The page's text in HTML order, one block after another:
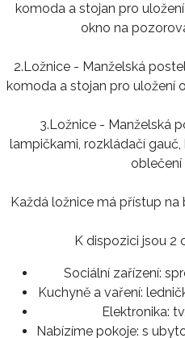
komoda a stojan pro
okno na
2.Ložnice - Manželská
komoda a stojan pro uložení
3.Ložnice - Manželská
lampičkami, rozkládačí
oblečení
Každá ložnice má přístup
K dispozici jsou 2
Sociální zařízení:
Kuchyně a vaření:
Elektronika:
Nabízíme pokoje: s